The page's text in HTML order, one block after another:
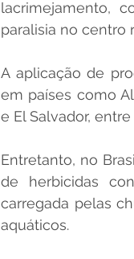
lacrimejamento,
paralisia no centro
A aplicação de
em países como
e El Salvador,
Entretanto, no
de herbicidas
carregada pelas
aquáticos.